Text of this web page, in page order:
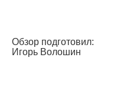
Обзор подготовил:
Игорь Волошин